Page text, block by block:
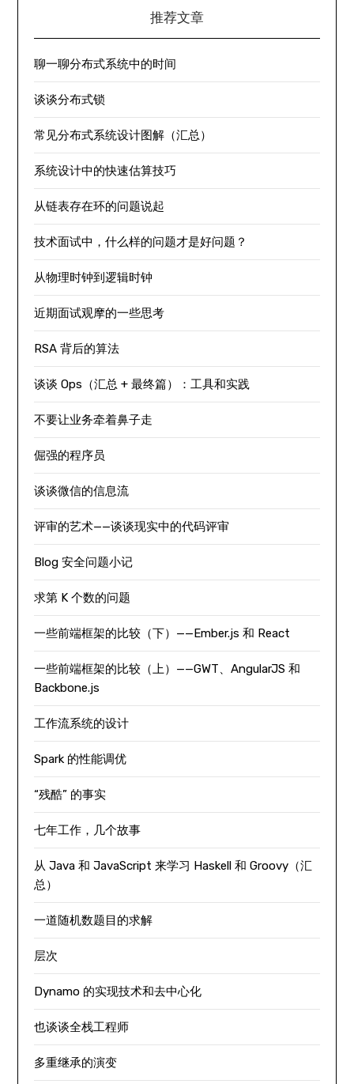
推荐文章
聊一聊分布式系统中的时间
谈谈分布式锁
常见分布式系统设计图解（汇总）
系统设计中的快速估算技巧
从链表存在环的问题说起
技术面试中，什么样的问题才是好问题？
从物理时钟到逻辑时钟
近期面试观摩的一些思考
RSA 背后的算法
谈谈 Ops（汇总 + 最终篇）：工具和实践
不要让业务牵着鼻子走
倔强的程序员
谈谈微信的信息流
评审的艺术——谈谈现实中的代码评审
Blog 安全问题小记
求第 K 个数的问题
一些前端框架的比较（下）——Ember.js 和 React
一些前端框架的比较（上）——GWT、AngularJS 和
Backbone.js
工作流系统的设计
Spark 的性能调优
“残酷” 的事实
七年工作，几个故事
从 Java 和 JavaScript 来学习 Haskell 和 Groovy（汇
总）
一道随机数题目的求解
层次
Dynamo 的实现技术和去中心化
也谈谈全栈工程师
多重继承的演变